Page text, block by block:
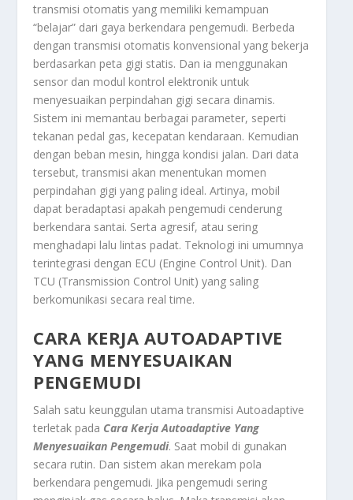
transmisi otomatis yang memiliki kemampuan
“belajar” dari gaya berkendara pengemudi. Berbeda
dengan transmisi otomatis konvensional yang bekerja
berdasarkan peta gigi statis. Dan ia menggunakan
sensor dan modul kontrol elektronik untuk
menyesuaikan perpindahan gigi secara dinamis.
Sistem ini memantau berbagai parameter, seperti
tekanan pedal gas, kecepatan kendaraan. Kemudian
dengan beban mesin, hingga kondisi jalan. Dari data
tersebut, transmisi akan menentukan momen
perpindahan gigi yang paling ideal. Artinya, mobil
dapat beradaptasi apakah pengemudi cenderung
berkendara santai. Serta agresif, atau sering
menghadapi lalu lintas padat. Teknologi ini umumnya
terintegrasi dengan ECU (Engine Control Unit). Dan
TCU (Transmission Control Unit) yang saling
berkomunikasi secara real time.
CARA KERJA AUTOADAPTIVE
YANG MENYESUAIKAN
PENGEMUDI
Salah satu keunggulan utama transmisi Autoadaptive
terletak pada Cara Kerja Autoadaptive Yang
Menyesuaikan Pengemudi. Saat mobil di gunakan
secara rutin. Dan sistem akan merekam pola
berkendara pengemudi. Jika pengemudi sering